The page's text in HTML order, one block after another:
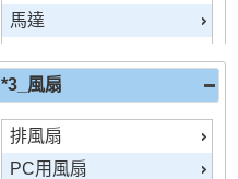
光電素子
光電開關、傳感器、超
音波
近接開關
放大器
馬達
鞋子
ZY
*3_風扇
排風扇
PC用風扇